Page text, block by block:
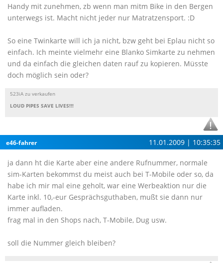
Handy mit zunehmen, zb wenn man mitm Bike in den Bergen
unterwegs ist. Macht nicht jeder nur Matratzensport. :D
So eine Twinkarte will ich ja nicht, bzw geht bei Eplau nicht so
einfach. Ich meinte vielmehr eine Blanko Simkarte zu nehmen
und da einfach die gleichen daten rauf zu kopieren. Müsste
doch möglich sein oder?
523iA zu verkaufen
LOUD PIPES SAVE LIVES!!!
e46-fahrer 11.01.2009 | 10:35:35
ja dann ht die Karte aber eine andere Rufnummer, normale
sim-Karten bekommst du meist auch bei T-Mobile oder so, da
habe ich mir mal eine geholt, war eine Werbeaktion nur die
Karte inkl. 10,-eur Gesprächsguthaben, mußt sie dann nur
immer aufladen.
frag mal in den Shops nach, T-Mobile, Dug usw.
soll die Nummer gleich bleiben?